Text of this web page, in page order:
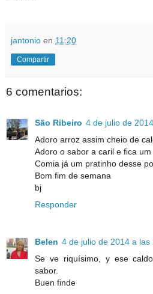
jantonio en 11:20
Compartir
6 comentarios:
São Ribeiro 4 de julio de
Adoro arroz assim cheio de
Adoro o sabor a caril e fica
Comia já um pratinho desse
Bom fim de semana
bj
Responder
Belen 4 de julio de 2014 a las
Se ve riquísimo, y ese
sabor.
Buen finde